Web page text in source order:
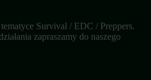
Survival / EDC / Preppers.
zapraszamy do naszego